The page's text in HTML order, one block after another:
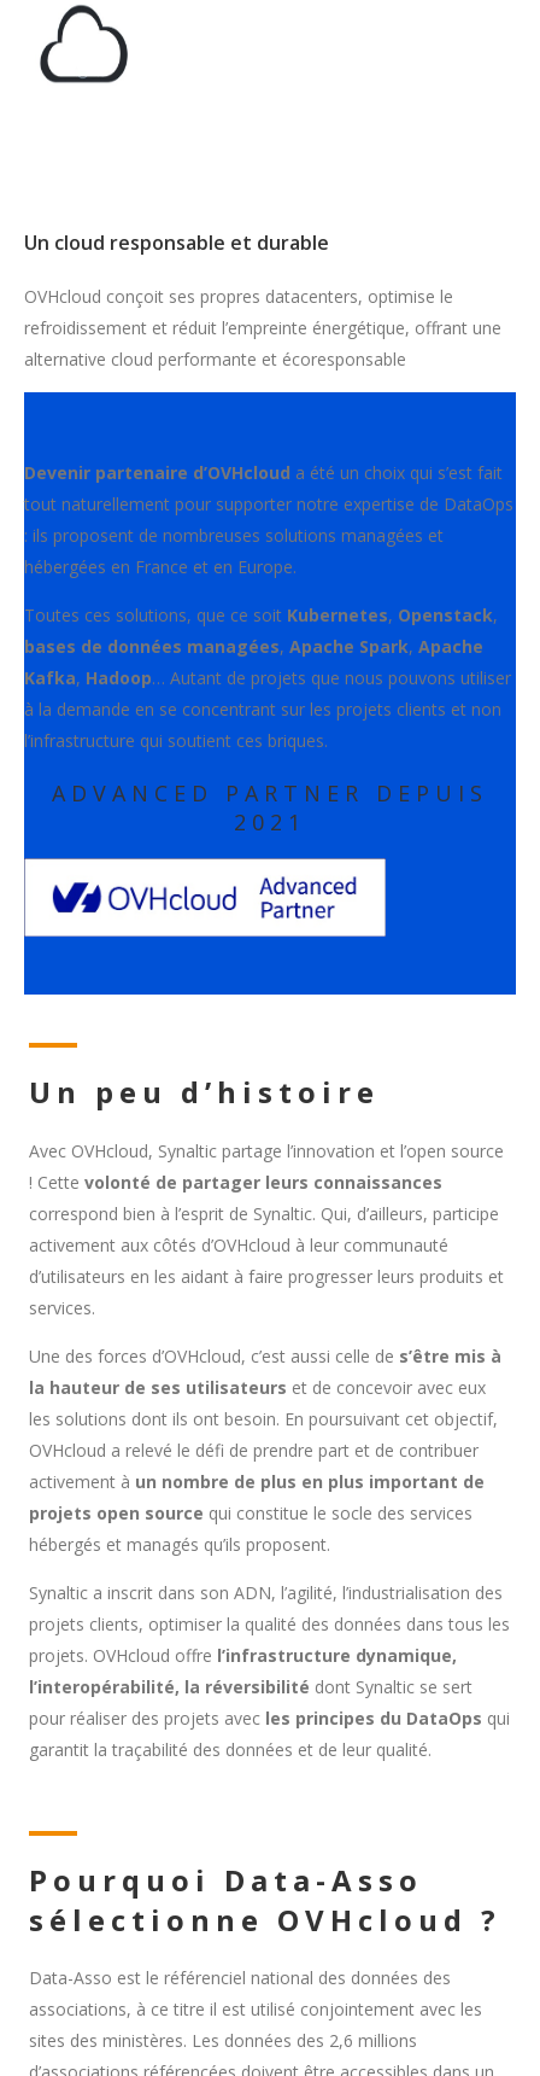
Un cloud responsable et durable
OVHcloud conçoit ses propres datacenters, optimise le
refroidissement et réduit l’empreinte énergétique, offrant une
alternative cloud performante et écoresponsable
Devenir partenaire d’OVHcloud a été un choix qui s’est fait
tout naturellement pour supporter notre expertise de DataOps
: ils proposent de nombreuses solutions managées et
hébergées en France et en Europe.
Toutes ces solutions, que ce soit Kubernetes, Openstack,
bases de données managées, Apache Spark, Apache
Kafka, Hadoop… Autant de projets que nous pouvons utiliser
à la demande en se concentrant sur les projets clients et non
l’infrastructure qui soutient ces briques.
ADVANCED PARTNER DEPUIS
2021
Un peu d’histoire
Avec OVHcloud, Synaltic partage l’innovation et l’open source
! Cette volonté de partager leurs connaissances
correspond bien à l’esprit de Synaltic. Qui, d’ailleurs, participe
activement aux côtés d’OVHcloud à leur communauté
d’utilisateurs en les aidant à faire progresser leurs produits et
services.
Une des forces d’OVHcloud, c’est aussi celle de s’être mis à
la hauteur de ses utilisateurs et de concevoir avec eux
les solutions dont ils ont besoin. En poursuivant cet objectif,
OVHcloud a relevé le défi de prendre part et de contribuer
activement à un nombre de plus en plus important de
projets open source qui constitue le socle des services
hébergés et managés qu’ils proposent.
Synaltic a inscrit dans son ADN, l’agilité, l’industrialisation des
projets clients, optimiser la qualité des données dans tous les
projets. OVHcloud offre l’infrastructure dynamique,
l’interopérabilité, la réversibilité dont Synaltic se sert
pour réaliser des projets avec les principes du DataOps qui
garantit la traçabilité des données et de leur qualité.
Pourquoi Data-Asso
sélectionne OVHcloud ?
Data-Asso estle référenciel national des données des
associations, à ce titre il est utilisé conjointement avec les
sites des ministères. Les données des 2,6 millions